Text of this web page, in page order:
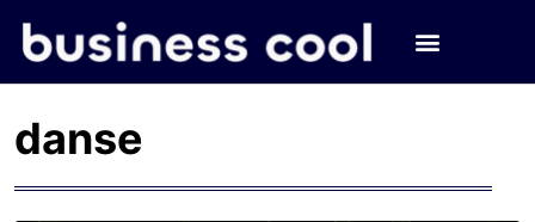
danse